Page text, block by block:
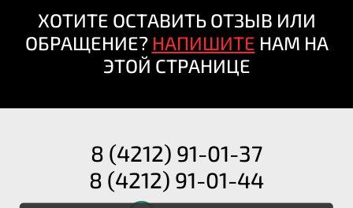
ХОТИТЕ ОСТАВИТЬ ОТЗЫВ ИЛИ
ОБРАЩЕНИЕ? НАПИШИТЕ НАМ НА
ЭТОЙ СТРАНИЦЕ
8 (4212) 91-01-37
8 (4212) 91-01-44